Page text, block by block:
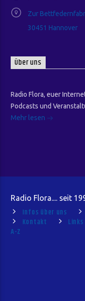
Zur
30451 Hannover
Über uns
Radio Flora, euer
Podcasts und
Mehr lesen
Radio Flora.... seit
Infos über uns
Kontakt
Links
A-Z